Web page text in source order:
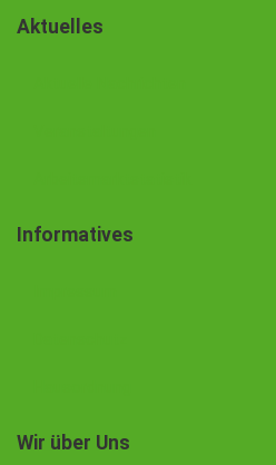
Aktuelles
Informatives
Wir über Uns